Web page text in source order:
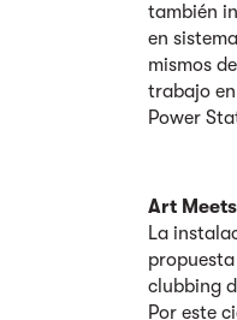
también
en
mismos
trabajo
Power
Art
La
clubbing
Por este